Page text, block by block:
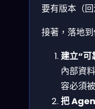
要有版本（
接著，落地
建立“可
內部資
容必須
把